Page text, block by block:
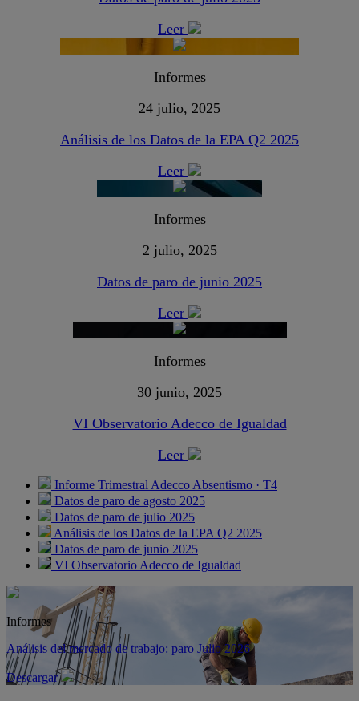
Leer
Informes
24 julio, 2025
Análisis de los Datos de la EPA Q2 2025
Leer
Informes
2 julio, 2025
Datos de paro de junio 2025
Leer
Informes
30 junio, 2025
VI Observatorio Adecco de Igualdad
Leer
Informe Trimestral Adecco Absentismo · T4
Datos de paro de agosto 2025
Datos de paro de julio 2025
Análisis de los Datos de la EPA Q2 2025
Datos de paro de junio 2025
VI Observatorio Adecco de Igualdad
Informes
Análisis del mercado de trabajo: paro Julio 2026
Descargar